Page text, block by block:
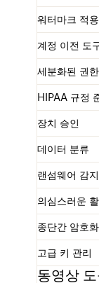
워터마크 적용
계정 이전 도
세분화된 권한
HIPAA 규정
장치 승인
데이터 분류
랜섬웨어 감
의심스러운
종단간 암호화
고급 키 관리
동영상